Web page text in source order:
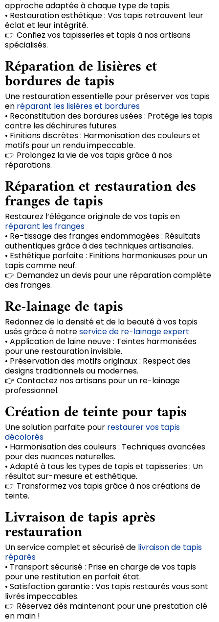
approche adaptée à chaque type de tapis.
• Restauration esthétique : Vos tapis retrouvent leur
éclat et leur intégrité.
👉 Confiez vos tapisseries et tapis à nos artisans
spécialisés.
Réparation de lisières et
bordures de tapis
Une restauration essentielle pour préserver vos tapis
en réparant les lisières et bordures
• Reconstitution des bordures usées : Protège les tapis
contre les déchirures futures.
• Finitions discrètes : Harmonisation des couleurs et
motifs pour un rendu impeccable.
👉 Prolongez la vie de vos tapis grâce à nos
réparations.
Réparation et restauration des
franges de tapis
Restaurez l’élégance originale de vos tapis en
réparant les franges
• Re-tissage des franges endommagées : Résultats
authentiques grâce à des techniques artisanales.
• Esthétique parfaite : Finitions harmonieuses pour un
tapis comme neuf.
👉 Demandez un devis pour une réparation complète
des franges.
Re-lainage de tapis
Redonnez de la densité et de la beauté à vos tapis
usés grâce à notreservice de re-lainage expert
• Application de laine neuve : Teintes harmonisées
pour une restauration invisible.
• Préservation des motifs originaux : Respect des
designs traditionnels ou modernes.
👉 Contactez nos artisans pour un re-lainage
professionnel.
Création de teinte pour tapis
Une solution parfaite pour restaurer vos tapis
décolorés
• Harmonisation des couleurs : Techniques avancées
pour des nuances naturelles.
• Adapté à tous les types de tapis et tapisseries : Un
résultat sur-mesure et esthétique.
👉 Transformez vos tapis grâce à nos créations de
teinte.
Livraison de tapis après
restauration
Un service complet et sécurisé de livraison de tapis
réparés
• Transport sécurisé : Prise en charge de vos tapis
pour une restitution en parfait état.
• Satisfaction garantie : Vos tapis restaurés vous sont
livrés impeccables.
👉 Réservez dès maintenant pour une prestation clé
en main !